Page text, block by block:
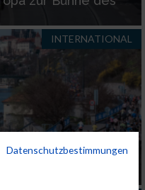
INTERNATIONAL
Eliteläufer und
Datenschutzbestimmungen